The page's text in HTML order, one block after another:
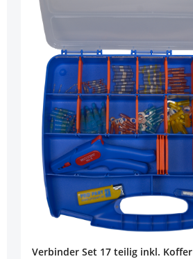
Verbinder Set 17 teilig inkl. Koffer